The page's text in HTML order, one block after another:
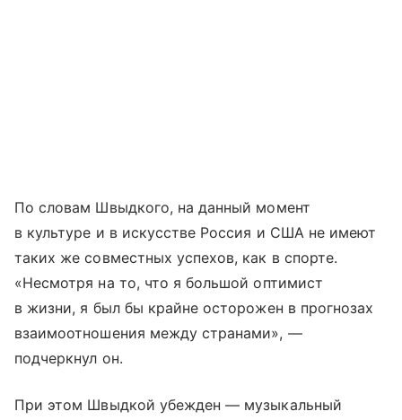
По словам Швыдкого, на данный момент
в культуре и в искусстве Россия и США не имеют
таких же совместных успехов, как в спорте.
«Несмотря на то, что я большой оптимист
в жизни, я был бы крайне осторожен в прогнозах
взаимоотношения между странами», —
подчеркнул он.
При этом Швыдкой убежден — музыкальный